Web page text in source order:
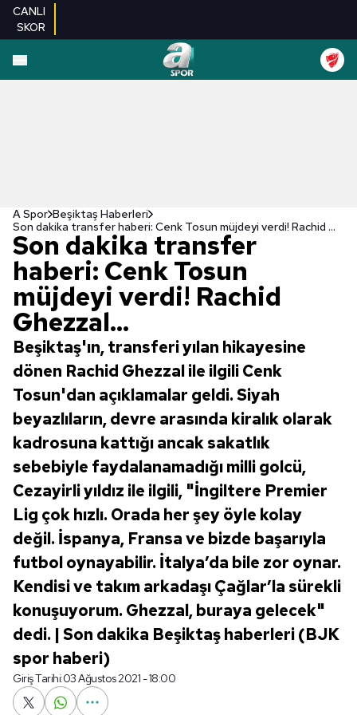
CANLI
SKOR
A Spor Beşiktaş Haberleri
Son dakika transfer haberi: Cenk Tosun müjdeyi verdi! Rachid Ghezzal...
Son dakika transfer
haberi: Cenk Tosun
müjdeyi verdi! Rachid
Ghezzal...
Beşiktaş'ın, transferi yılan hikayesine
dönen Rachid Ghezzal ile ilgili Cenk
Tosun'dan açıklamalar geldi. Siyah
beyazlıların, devre arasında kiralık olarak
kadrosuna kattığı ancak sakatlık
sebebiyle faydalanamadığı milli golcü,
Cezayirli yıldız ile ilgili, "İngiltere Premier
Lig çok hızlı. Orada her şey öyle kolay
değil. İspanya, Fransa ve bizde başarıyla
futbol oynayabilir. İtalya’da bile zor oynar.
Kendisi ve takım arkadaşı Çağlar’la sürekli
konuşuyorum. Ghezzal, buraya gelecek"
dedi. | Son dakika Beşiktaş haberleri (BJK
spor haberi)
Giriş Tarihi:03 Ağustos 2021 - 18:00